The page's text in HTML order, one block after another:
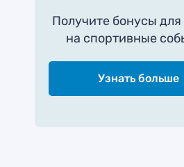
Получите бонусы для
на спортивные
Узнать больше